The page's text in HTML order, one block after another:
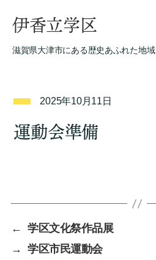
伊香立学区
滋賀県大津市にある歴史あふれた地域
2025年10月11日
運動会準備
←
学区文化祭作品展
→
学区市民運動会